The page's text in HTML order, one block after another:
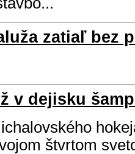
zatiaľ bez
v dejisku
štvrtom